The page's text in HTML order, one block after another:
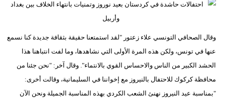
وقال الصحافي التونسي علاء زعتور "لقد استمتعنا حقيقة بثقافة جديدة كنا نسمع
عنها في تونس، ولكن هذه المرة الأولى التي نشاهدها، وما لفت انتباهنا هذا
الحشد الكبير من الناس والاحساس القوي بالانتماء". وقال آخر: "نحن جئنا من
محافظة كركوك للاحتفال بالنيروز مع إخواننا في السليمانية، وقالت أخرى:
"بمناسبة عيد النيروز نهنئ الشعب الكردي بهذه المناسبة الجميلة ونحن الآن